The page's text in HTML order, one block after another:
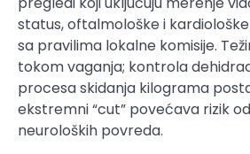
status, oftalmološke i
sa pravilima lokalne komisije.
tokom vaganja; kontrola
procesa skidanja kilograma
ekstremni “cut” povećava rizik
neuroloških povreda.